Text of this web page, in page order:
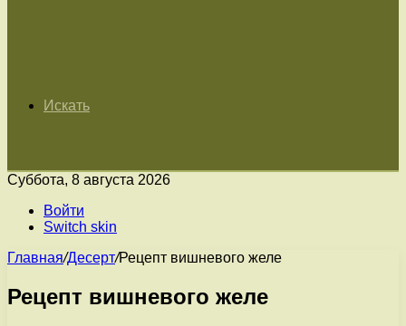
Искать
Суббота, 8 августа 2026
Войти
Switch skin
Главная/Десерт/Рецепт вишневого желе
Рецепт вишневого желе